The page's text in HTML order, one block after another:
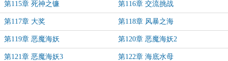
第115章 死神之镰 第116章 交流挑战
第117章 大奖 第118章 风暴之海
第119章 恶魔海妖 第120章 恶魔海妖2
第121章 恶魔海妖3 第122章 海底水母